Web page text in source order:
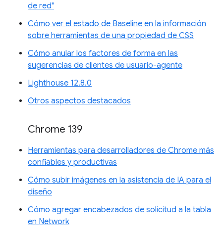
de red"
Cómo ver el estado de Baseline en la información
sobre herramientas de una propiedad de CSS
Cómo anular los factores de forma en las
sugerencias de clientes de usuario-agente
Lighthouse 12.8.0
Otros aspectos destacados
Chrome 139
Herramientas para desarrolladores de Chrome más
confiables y productivas
Cómo subir imágenes en la asistencia de IA para el
diseño
Cómo agregar encabezados de solicitud a la tabla
en Network